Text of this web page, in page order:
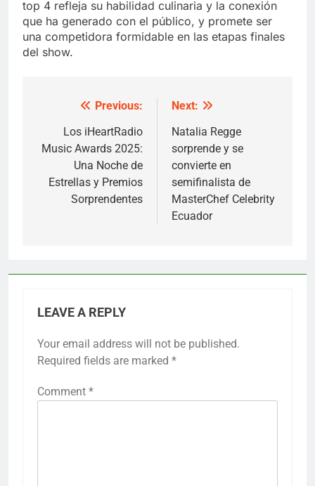
top 4 refleja su habilidad culinaria y la conexión
que ha generado con el público, y promete ser
una competidora formidable en las etapas finales
del show.
navigation
Previous:
Los iHeartRadio
Music Awards 2025:
Una Noche de
Estrellas y Premios
Sorprendentes
Next:
Natalia Regge
sorprende y se
convierte en
semifinalista de
MasterChef Celebrity
Ecuador
LEAVE A REPLY
Your email address will not be published.
Required fields are marked *
Comment *